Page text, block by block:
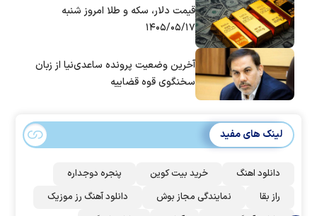
قیمت دلار، سکه و طلا امروز شنبه
۱۴۰۵/۰۵/۱۷
آخرین وضعیت پرونده ساعدی‌نیا از زبان
سخنگوی قوه قضاییه
لینک های مفید
دانلود اهنگ خرید بیت کوین
پنجره دوجداره
راز بقا
نمایندگی مجاز بوش
دانلود آهنگ رز‌ موزیک